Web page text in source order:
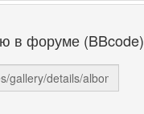
в форуме (BBcode)